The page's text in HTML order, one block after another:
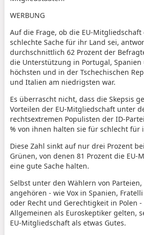
WERBUNG
Auf die Frage, ob die EU-
schlechte Sache für ihr Land sei,
durchschnittlich 62 Prozent der
die Unterstützung in Portugal, Spanien
höchsten und in der Tschechischen
und Italien am niedrigsten war.
Es überrascht nicht, dass die Skepsis
Vorteilen der EU-Mitgliedschaft unter
rechtsextremen Populisten der ID-
% von ihnen halten sie für schlecht für
Diese Zahl sinkt auf nur drei Prozent
Grünen, von denen 81 Prozent die EU-
eine gute Sache halten.
Selbst unter den Wählern von Parteien,
angehören - wie Vox in Spanien,
oder Recht und Gerechtigkeit in Polen
Allgemeinen als Euroskeptiker gelten,
EU-Mitgliedschaft als etwas Gutes.